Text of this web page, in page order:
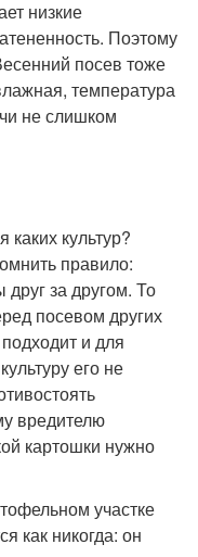
низкие
Поэтому
посев тоже
температура
не слишком
каких культур?
правило:
друг за другом. То
посевом других
и для
его не
вредителю
картошки нужно
участке
как никогда: он